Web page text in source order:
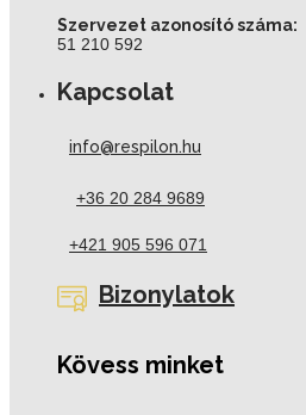
Szervezet azonosító száma:
51 210 592
Kapcsolat
info@respilon.hu
+36 20 284 9689
+421 905 596 071
Bizonylatok
Kövess minket